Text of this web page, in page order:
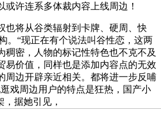
或许连系多体裁内容上线周边！
将从谷类辐射到卡牌、硬周、快
。“现正在有个说法叫谷性恋，这两
稠密，人物的标记性特色也不克不及
易价值，同样也是添加内容点的无效
周边开辟亲近相关。都将进一步反哺
戏周边用户的特点是狂热，国产小
据她引见，